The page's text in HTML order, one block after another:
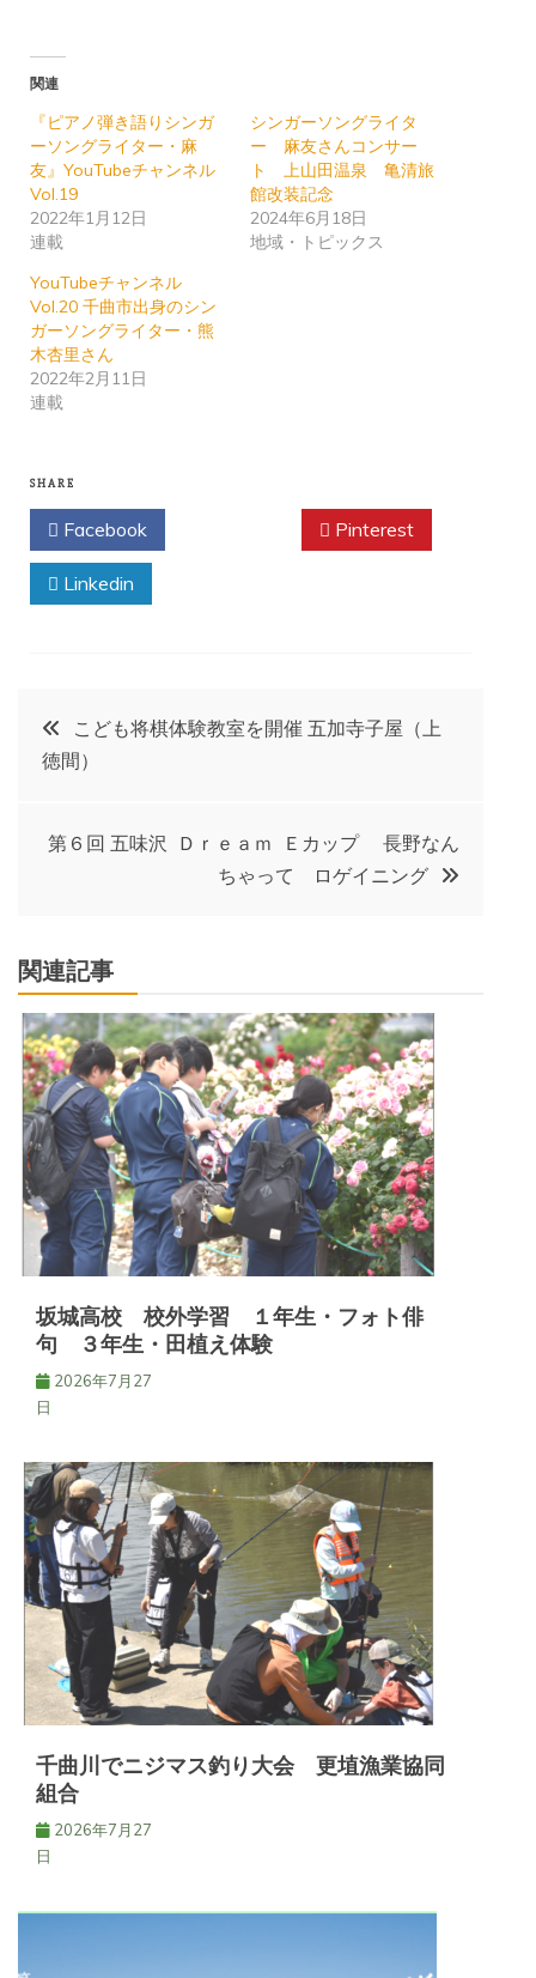
関連
『ピアノ弾き語りシンガ
ーソングライター・麻
友』YouTubeチャンネル
Vol.19
2022年1月12日
連載
シンガーソングライタ
ー 麻友さんコンサー
ト 上山田温泉 亀清旅
館改装記念
2024年6月18日
地域・トピックス
YouTubeチャンネル
Vol.20 千曲市出身のシン
ガーソングライター・熊
木杏里さん
2022年2月11日
連載
SHARE
Facebook Pinterest
Linkedin
投
稿
ナ
ゲ
ー
シ
ョ
ン
こども将棋体験教室を開催 五加寺子屋（上
徳間）
第６回 五味沢 Ｄｒｅａｍ Ｅカップ 長野なん
ちゃって ロゲイニング
関連記事
坂城高校 校外学習 １年生・フォト俳
句 ３年生・田植え体験
2026年7月27
日
千曲川でニジマス釣り大会 更埴漁業協同
組合
2026年7月27
日